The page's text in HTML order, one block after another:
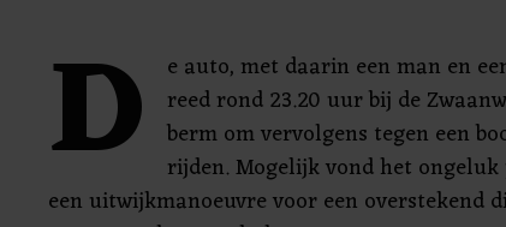
D
e auto, met daarin een man en
reed rond 23.20 uur bij de
berm om vervolgens tegen een
rijden. Mogelijk vond het
een uitwijkmanoeuvre voor een overstekend